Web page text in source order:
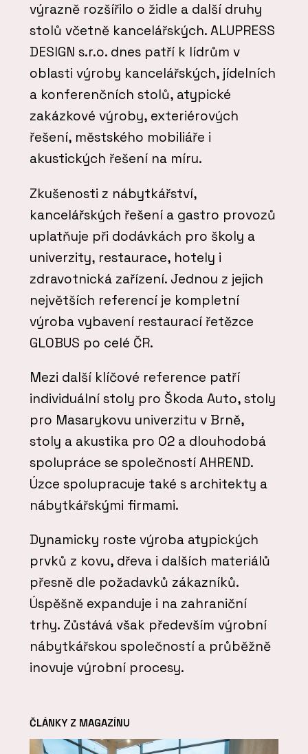
výrazně rozšířilo o židle a další druhy
stolů včetně kancelářských. ALUPRESS
DESIGN s.r.o. dnes patří k lídrům v
oblasti výroby kancelářských, jídelních
a konferenčních stolů, atypické
zakázkové výroby, exteriérových
řešení, městského mobiliáře i
akustických řešení na míru.
Zkušenosti z nábytkářství,
kancelářských řešení a gastro provozů
uplatňuje při dodávkách pro školy a
univerzity, restaurace, hotely i
zdravotnická zařízení. Jednou z jejich
největších referencí je kompletní
výroba vybavení restaurací řetězce
GLOBUS po celé ČR.
Mezi další klíčové reference patří
individuální stoly pro Škoda Auto, stoly
pro Masarykovu univerzitu v Brně,
stoly a akustika pro O2 a dlouhodobá
spolupráce se společností AHREND.
Úzce spolupracuje také s architekty a
nábytkářskými firmami.
Dynamicky roste výroba atypických
prvků z kovu, dřeva i dalších materiálů
přesně dle požadavků zákazníků.
Úspěšně expanduje i na zahraniční
trhy. Zůstává však především výrobní
nábytkářskou společností a průběžně
inovuje výrobní procesy.
ČLÁNKY Z MAGAZÍNU